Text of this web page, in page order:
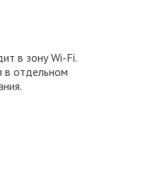
в зону Wi-Fi.
в отдельном